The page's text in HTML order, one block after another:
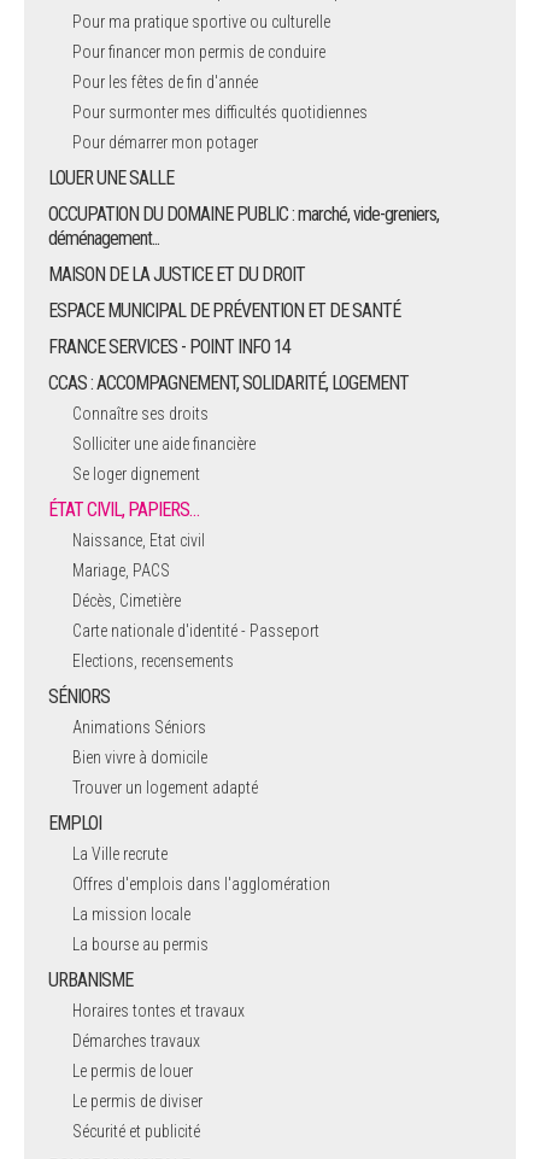
Pour ma pratique sportive ou culturelle
Pour financer mon permis de conduire
Pour les fêtes de fin d'année
Pour surmonter mes difficultés quotidiennes
Pour démarrer mon potager
LOUER UNE SALLE
OCCUPATION DU DOMAINE PUBLIC : marché, vide-greniers,
déménagement...
MAISON DE LA JUSTICE ET DU DROIT
ESPACE MUNICIPAL DE PRÉVENTION ET DE SANTÉ
FRANCE SERVICES - POINT INFO 14
CCAS : ACCOMPAGNEMENT, SOLIDARITÉ, LOGEMENT
Connaître ses droits
Solliciter une aide financière
Se loger dignement
ÉTAT CIVIL, PAPIERS…
Naissance, Etat civil
Mariage, PACS
Décès, Cimetière
Carte nationale d'identité - Passeport
Elections, recensements
SÉNIORS
Animations Séniors
Bien vivre à domicile
Trouver un logement adapté
EMPLOI
La Ville recrute
Offres d'emplois dans l'agglomération
La mission locale
La bourse au permis
URBANISME
Horaires tontes et travaux
Démarches travaux
Le permis de louer
Le permis de diviser
Sécurité et publicité